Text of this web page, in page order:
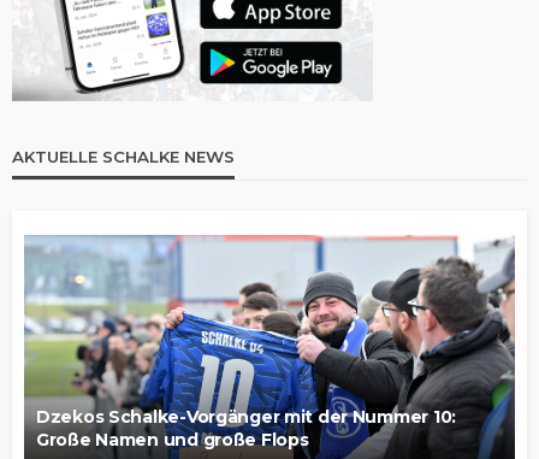
AKTUELLE SCHALKE NEWS
Dzekos Schalke-Vorgänger mit der Nummer 10:
Große Namen und große Flops